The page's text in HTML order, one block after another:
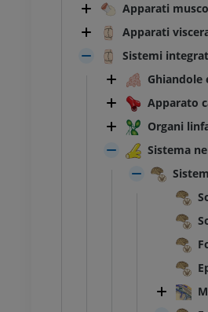
Apparati
Apparati
Sistemi
Ghiandole
Apparato
Organi
Sistema